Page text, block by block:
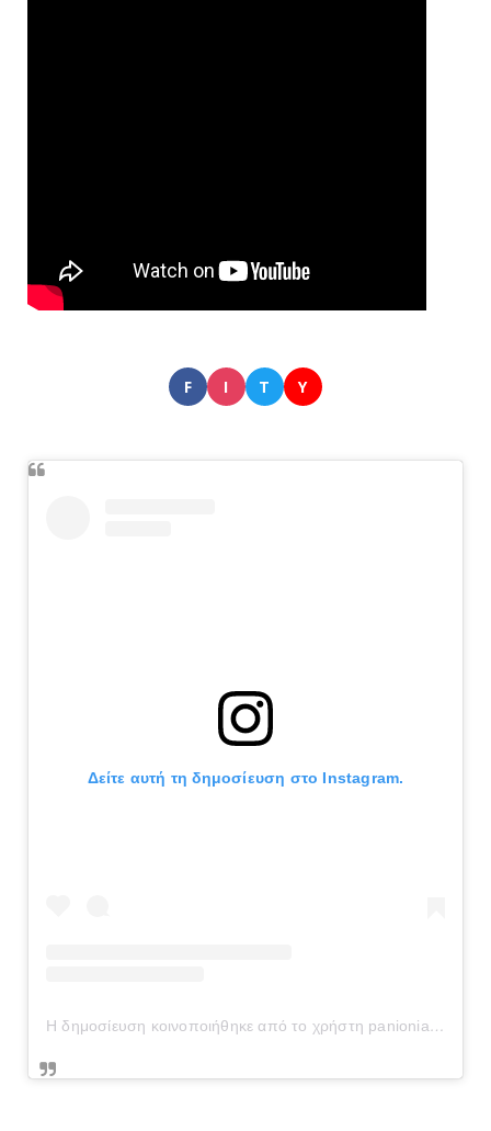
F I T Y
Δείτε αυτή τη δημοσίευση στο Instagram.
Η δημοσίευση κοινοποιήθηκε από το χρήστη panionianea.gr (@panionianea.gr)